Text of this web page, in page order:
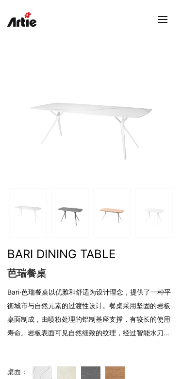
芭瑞餐桌
BARI DINING TABLE
Bari·芭瑞餐桌以优雅和舒适为设计理念，提供了一种平
衡城市与自然元素的过渡性设计。餐桌采用坚固的岩板
桌面制成，由喷粉处理的铝制基座支撑，有较长的使用
寿命。岩板表面可见自然细致的纹理，经过智能水刀切
抗污和易于维护的特点。它适用于户外和室内的多种配
桌面：